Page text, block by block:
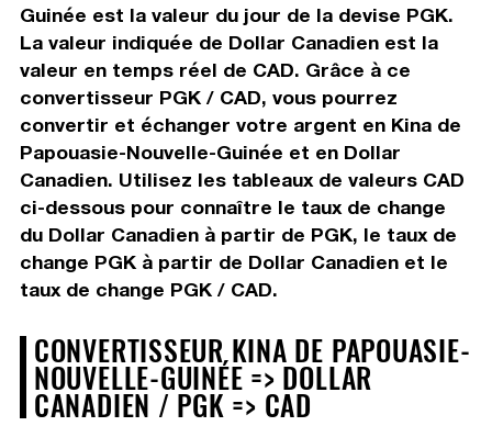
Guinée est la valeur du jour de la devise PGK.
La valeur indiquée de Dollar Canadien est la
valeur en temps réel de CAD. Grâce à ce
convertisseur PGK / CAD, vous pourrez
convertir et échanger votre argent en Kina de
Papouasie-Nouvelle-Guinée et en Dollar
Canadien. Utilisez les tableaux de valeurs CAD
ci-dessous pour connaître le taux de change
du Dollar Canadien à partir de PGK, le taux de
change PGK à partir de Dollar Canadien et le
taux de change PGK / CAD.
CONVERTISSEUR KINA DE PAPOUASIE-
NOUVELLE-GUINÉE => DOLLAR
CANADIEN / PGK => CAD